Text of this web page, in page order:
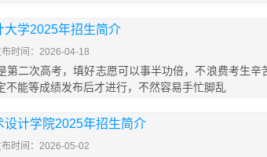
大学2025年招生简介
布时间：2026-04-18
第二次高考，填好志愿可以事半功倍，不浪费考生辛
不能等成绩发布后才进行，不然容易手忙脚乱
设计学院2025年招生简介
布时间：2026-05-02